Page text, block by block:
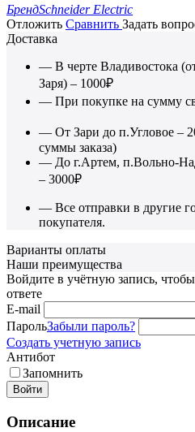
БрендSchneider Electric
Отложить Сравнить Задать
Доставка
— В черте Владивостока
Заря) – 1000₽
— При покупке на сумму
— От Зари до п.Угловое –
суммы заказа)
— До г.Артем, п.Вольно-
– 3000₽
— Все отправки в другие
покупателя.
Варианты оплаты
Наши преимущества
Войдите в учётную запись,
ответе
E-mail
ПарольЗабыли пароль?
Создать учетную запись
Антибот
Запомнить
Войти
Описание